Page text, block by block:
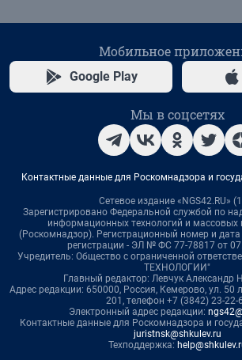
Мобильное
Google Play
Мы в соцсетях
Контактные данные для Роскомнадзора и
Сетевое издание «NGS42.RU»
Зарегистрировано Федеральной службой по
информационных технологий и массовых
(Роскомнадзор). Регистрационный номер и
регистрации - ЭЛ № ФС 77-78817 от
Учредитель: Общество с ограниченной
ТЕХНОЛОГИИ"
Главный редактор: Левчук Александр
Адрес редакции: 650000, Россия, Кемерово, ул. 50
201, телефон +7 (3842) 23-22-
Электронный адрес редакции:
Контактные данные для Роскомнадзора и
juristnsk@shkulev.ru
Техподдержка: